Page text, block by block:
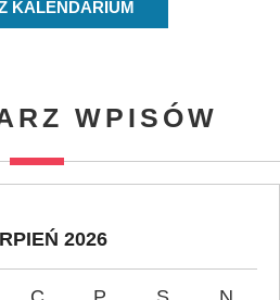
KALENDARIUM
WPISÓW
2026